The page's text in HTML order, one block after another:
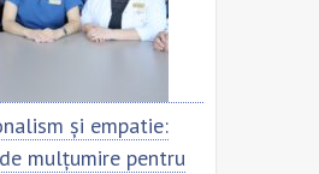
și empatie:
mulțumire pentru